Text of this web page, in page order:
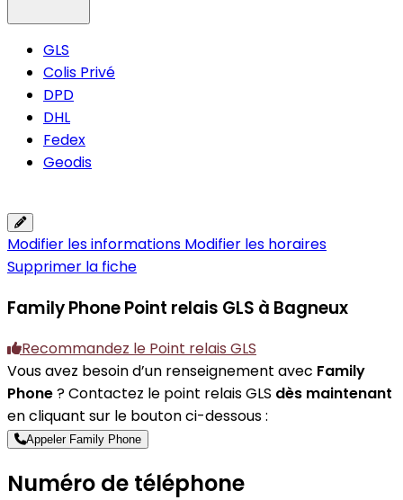
GLS
Colis Privé
DPD
DHL
Fedex
Geodis
Modifier les informations Modifier les horaires
Supprimer la fiche
Family PhonePoint relais GLS à Bagneux
Recommandez le Point relais GLS
Vous avez besoin d’un renseignement avec Family
Phone? Contactez le point relais GLS dès maintenant
en cliquant sur le bouton ci-dessous :
Appeler Family Phone
Numéro de téléphone